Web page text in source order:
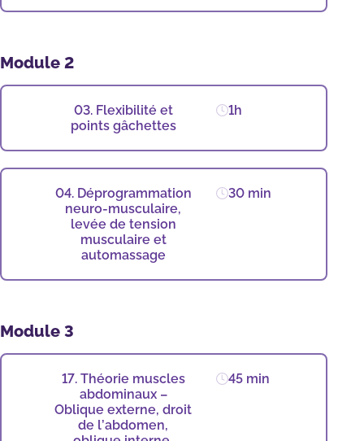
Module 2
03. Flexibilité et
points gâchettes
1h
04. Déprogrammation
neuro-musculaire,
levée de tension
musculaire et
automassage
30 min
Module 3
17. Théorie muscles
abdominaux –
Oblique externe, droit
de l’abdomen,
45 min